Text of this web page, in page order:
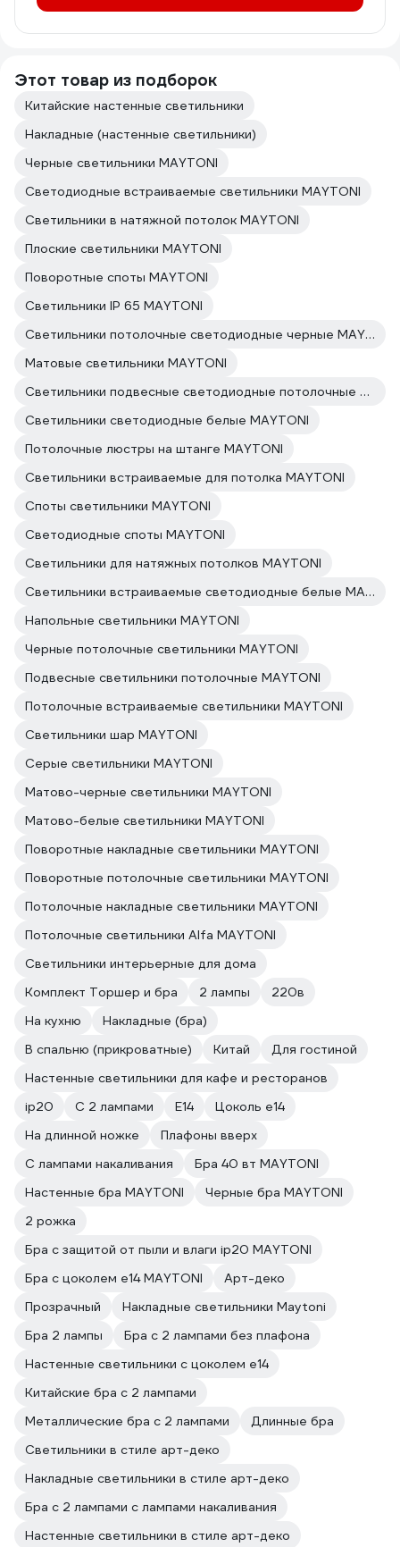
Этот товар из подборок
Китайские настенные светильники
Накладные (настенные светильники)
Черные светильники MAYTONI
Светодиодные встраиваемые светильники MAYTONI
Светильники в натяжной потолок MAYTONI
Плоские светильники MAYTONI
Поворотные споты MAYTONI
Светильники IP 65 MAYTONI
Светильники потолочные светодиодные черные MAYTONI
Матовые светильники MAYTONI
Светильники подвесные светодиодные потолочные MAYTONI
Светильники светодиодные белые MAYTONI
Потолочные люстры на штанге MAYTONI
Светильники встраиваемые для потолка MAYTONI
Споты светильники MAYTONI
Светодиодные споты MAYTONI
Светильники для натяжных потолков MAYTONI
Светильники встраиваемые светодиодные белые MAYTONI
Напольные светильники MAYTONI
Черные потолочные светильники MAYTONI
Подвесные светильники потолочные MAYTONI
Потолочные встраиваемые светильники MAYTONI
Светильники шар MAYTONI
Серые светильники MAYTONI
Матово-черные светильники MAYTONI
Матово-белые светильники MAYTONI
Поворотные накладные светильники MAYTONI
Поворотные потолочные светильники MAYTONI
Потолочные накладные светильники MAYTONI
Потолочные светильники Alfa MAYTONI
Светильники интерьерные для дома
Комплект Торшер и бра
2 лампы
220в
На кухню
Накладные (бра)
В спальню (прикроватные)
Китай
Для гостиной
Настенные светильники для кафе и ресторанов
ip20
С 2 лампами E14
Цоколь e14
На длинной ножке
Плафоны вверх
С лампами накаливания
Бра 40 вт MAYTONI
Настенные бра MAYTONI
Черные бра MAYTONI
2 рожка
Бра с защитой от пыли и влаги ip20 MAYTONI
Бра с цоколем e14 MAYTONI
Арт-деко
Прозрачный
Накладные светильники Maytoni
Бра 2 лампы
Бра с 2 лампами без плафона
Настенные светильники с цоколем e14
Китайские бра с 2 лампами
Металлические бра с 2 лампами
Длинные бра
Светильники в стиле арт-деко
Накладные светильники в стиле арт-деко
Бра с 2 лампами с лампами накаливания
Настенные светильники в стиле арт-деко